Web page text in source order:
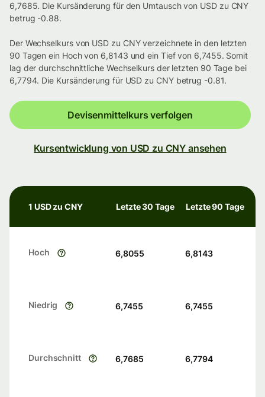
6,7685. Die Kursänderung für den Umtausch von USD zu CNY
betrug -0.88.
Der Wechselkurs von USD zu CNY verzeichnete in den letzten
90 Tagen ein Hoch von 6,8143 und ein Tief von 6,7455. Somit
lag der durchschnittliche Wechselkurs der letzten 90 Tage bei
6,7794. Die Kursänderung für USD zu CNY betrug -0.81.
Devisenmittelkurs verfolgen
Kursentwicklung von USD zu CNY ansehen
1 USD zu CNY Letzte 30 Tage Letzte 90 Tage
Hoch 6,8055 6,8143
Niedrig 6,7455 6,7455
Durchschnitt 6,7685 6,7794